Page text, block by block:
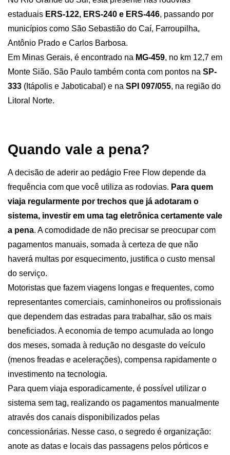
estaduais ERS-122, ERS-240 e ERS-446, passando por
municípios como São Sebastião do Caí, Farroupilha,
Antônio Prado e Carlos Barbosa.
Em Minas Gerais, é encontrado na MG-459, no km 12,7 em
Monte Sião. São Paulo também conta com pontos na SP-
333 (Itápolis e Jaboticabal) e na SPI 097/055, na região do
Litoral Norte.
Quando vale a pena?
A decisão de aderir ao pedágio Free Flow depende da
frequência com que você utiliza as rodovias. Para quem
viaja regularmente por trechos que já adotaram o
sistema, investir em uma tag eletrônica certamente vale
a pena. A comodidade de não precisar se preocupar com
pagamentos manuais, somada à certeza de que não
haverá multas por esquecimento, justifica o custo mensal
do serviço.
Motoristas que fazem viagens longas e frequentes, como
representantes comerciais, caminhoneiros ou profissionais
que dependem das estradas para trabalhar, são os mais
beneficiados. A economia de tempo acumulada ao longo
dos meses, somada à redução no desgaste do veículo
(menos freadas e acelerações), compensa rapidamente o
investimento na tecnologia.
Para quem viaja esporadicamente, é possível utilizar o
sistema sem tag, realizando os pagamentos manualmente
através dos canais disponibilizados pelas
concessionárias. Nesse caso, o segredo é organização:
anote as datas e locais das passagens pelos pórticos e